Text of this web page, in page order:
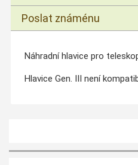
Poslat známénu
Náhradní hlavice pro
Hlavice Gen. III není